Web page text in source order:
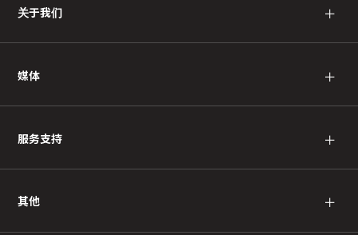
关于我们 ＋
媒体 ＋
服务支持 ＋
其他 ＋